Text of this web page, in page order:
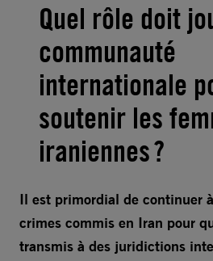
Quel rôle doit
communauté
internationale
soutenir les
iraniennes ?
Il est primordial de continuer
crimes commis en Iran pour
transmis à des juridictions